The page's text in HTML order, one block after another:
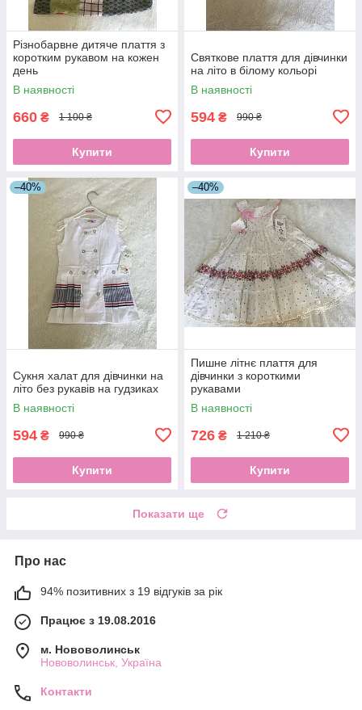
Різнобарвне дитяче плаття з
коротким рукавом на кожен
день
В наявності
660 ₴ 1 100 ₴
Купити
Святкове плаття для дівчинки
на літо в білому кольорі
В наявності
594 ₴ 990 ₴
Купити
–40%
Сукня халат для дівчинки на
літо без рукавів на гудзиках
В наявності
594 ₴ 990 ₴
Купити
–40%
Пишне літнє плаття для
дівчинки з короткими
рукавами
В наявності
726 ₴ 1 210 ₴
Купити
Показати ще
Про нас
94% позитивних з 19 відгуків за рік
Працює з 19.08.2016
м. Нововолинськ
Нововолинськ, Україна
Контакти